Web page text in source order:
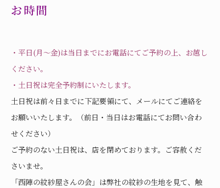
お時間
・平日(月〜金)は当日までにお電話にてご予約の上、お越し
ください。
・土日祝は完全予約制にいたします。
土日祝は前々日までに下記要領にて、メールにてご連絡を
お願いいたします。（前日・当日はお電話にてお問い合わ
せください）
ご予約のない土日祝は、店を閉めております。ご容赦くだ
さいませ。
「西陣の紋紗屋さんの会」は弊社の紋紗の生地を見て、触